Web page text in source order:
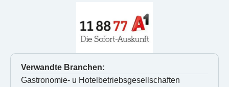
Verwandte Branchen:
Gastronomie- u Hotelbetriebsgesellschaften